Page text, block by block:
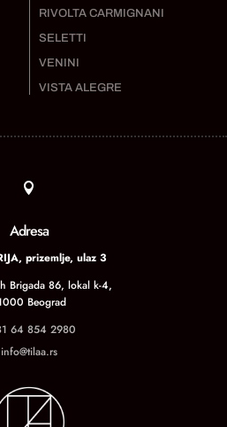
RIVOLTA CARMIGNANI
SELETTI
VENINI
VISTA ALEGRE

Adresa
prizemlje, ulaz 3
Brigada 86, lokal k-4,
Beograd
64 854 2980
info@tilaa.rs